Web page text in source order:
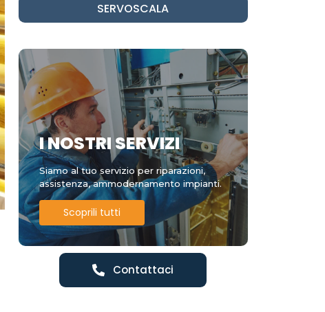
SERVOSCALA
I NOSTRI SERVIZI
Siamo al tuo servizio per riparazioni,
assistenza, ammodernamento impianti.
Scoprili tutti
Contattaci